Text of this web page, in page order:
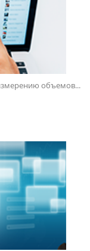
объемов...